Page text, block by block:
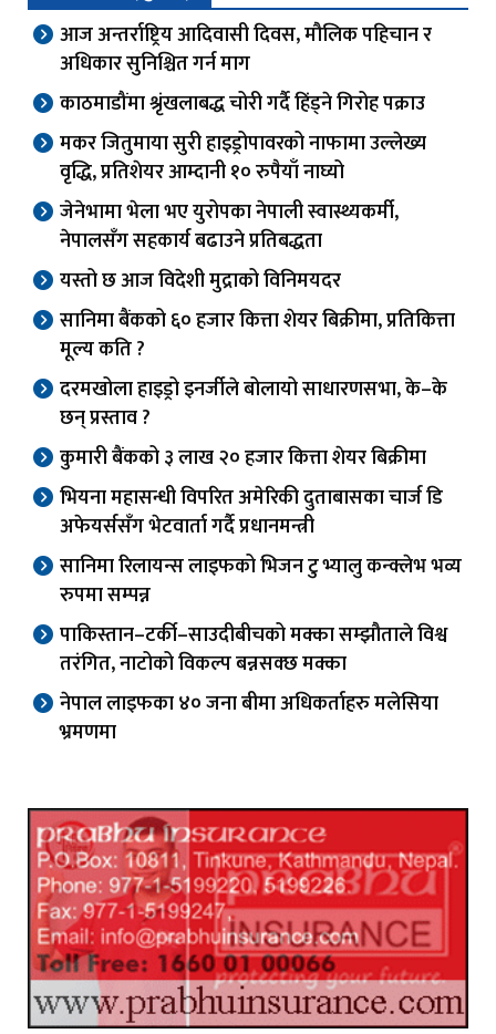
आज अन्तर्राष्ट्रिय आदिवासी दिवस, मौलिक पहिचान र
अधिकार सुनिश्चित गर्न माग
काठमाडौंमा श्रृंखलाबद्ध चोरी गर्दै हिंड्ने गिरोह पक्राउ
मकर जितुमाया सुरी हाइड्रोपावरको नाफामा उल्लेख्य
वृद्धि, प्रतिशेयर आम्दानी १० रुपैयाँ नाघ्यो
जेनेभामा भेला भए युरोपका नेपाली स्वास्थ्यकर्मी,
नेपालसँग सहकार्य बढाउने प्रतिबद्धता
यस्तो छ आज विदेशी मुद्राको विनिमयदर
सानिमा बैंकको ६० हजार कित्ता शेयर बिक्रीमा, प्रतिकित्ता
मूल्य कति ?
दरमखोला हाइड्रो इनर्जीले बोलायो साधारणसभा, के–के
छन् प्रस्ताव ?
कुमारी बैंकको ३ लाख २० हजार कित्ता शेयर बिक्रीमा
भियना महासन्धी विपरित अमेरिकी दुताबासका चार्ज डि
अफेयर्ससँग भेटवार्ता गर्दै प्रधानमन्त्री
सानिमा रिलायन्स लाइफको भिजन टु भ्यालु कन्क्लेभ भव्य
रुपमा सम्पन्न
पाकिस्तान–टर्की–साउदीबीचको मक्का सम्झौताले विश्व
तरंगित, नाटोको विकल्प बन्नसक्छ मक्का
नेपाल लाइफका ४० जना बीमा अधिकर्ताहरु मलेसिया
भ्रमणमा